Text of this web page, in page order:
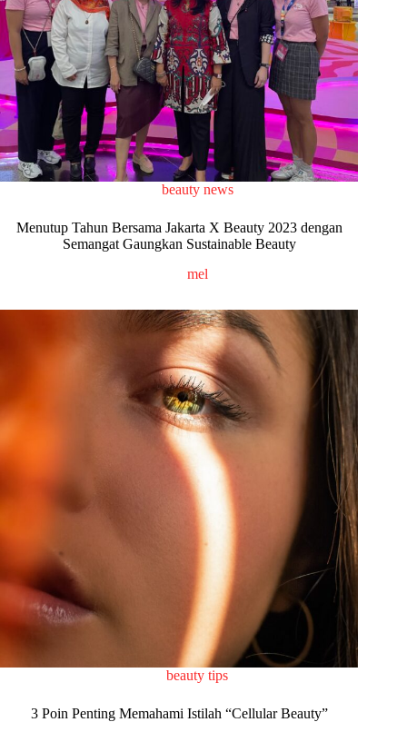
beauty news
Menutup Tahun Bersama Jakarta X Beauty 2023 dengan
Semangat Gaungkan Sustainable Beauty
mel
beauty tips
3 Poin Penting Memahami Istilah “Cellular Beauty”